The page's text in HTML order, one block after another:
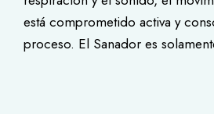
está comprometido activa y
proceso. El Sanador es